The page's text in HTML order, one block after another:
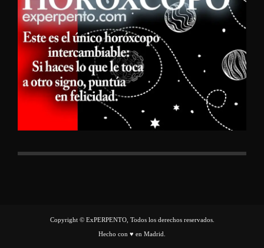
Copyright © ExPERPENTO, Todos los derechos reservados.
Hecho con ♥ en Madrid.